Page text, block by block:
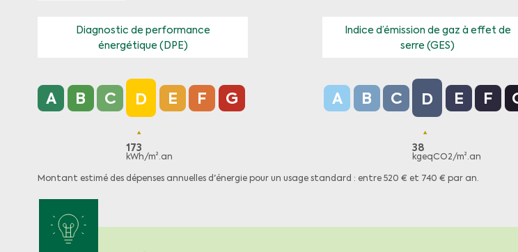
Diagnostic de performance
énergétique (DPE)
Diagnostic de performance énergétique (DPE) : D - 173 kWh/m².an
A B C D
173
kWh/m².an
E F G
Indice d’émission de gaz à effet de
serre (GES)
Indice d’émission de gaz à effet de
A B C D
38
kgeqCO2/m².an
E F
Montant estimé des dépenses annuelles d'énergie pour un usage standard : entre 520 € et 740 € par an.